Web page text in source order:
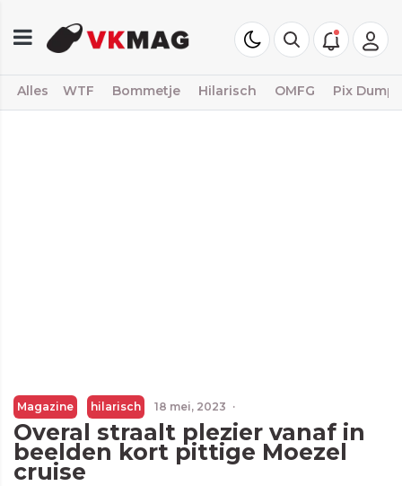
Alles WTF Bommetje Hilarisch OMFG Pix Dump
Magazine hilarisch 18 mei, 2023 ·
Overal straalt plezier vanaf in
beelden kort pittige Moezel
cruise